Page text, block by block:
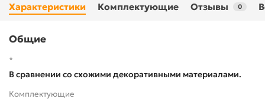
Характеристики Комплектующие Отзывы 0
Общие
*
В сравнении со схожими декоративными материалами.
Комплектующие